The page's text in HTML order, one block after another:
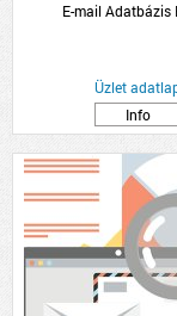
E-mail Adatbázis
Üzlet
Info